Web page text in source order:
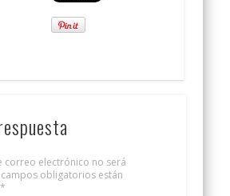
correo electrónico no será
campos obligatorios están
*